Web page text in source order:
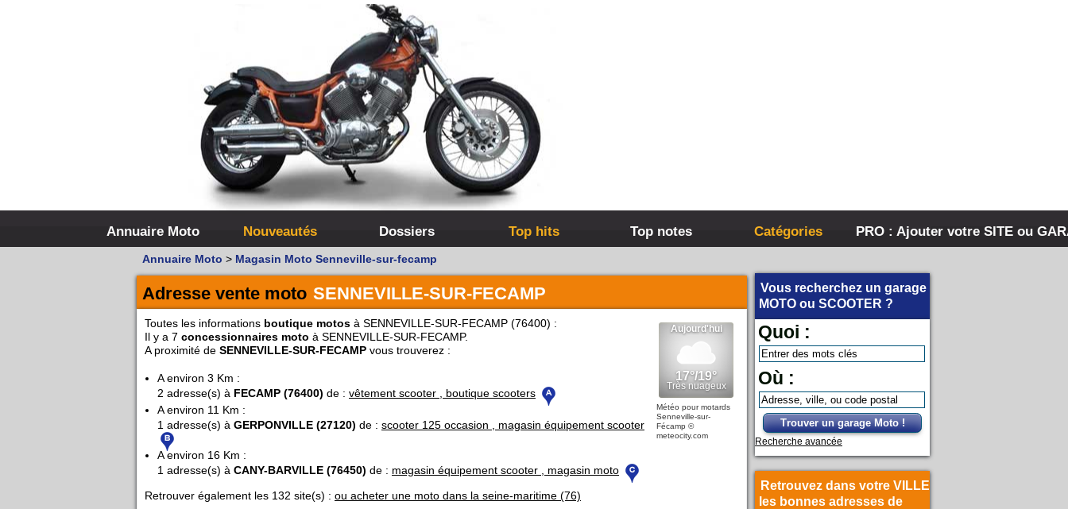
Annuaire Moto Nouveautés Dossiers Top hits Top notes Catégories PRO : Ajouter votre SITE ou
Vous recherchez un garage
MOTO ou SCOOTER ?
Quoi :
Où :
Trouver un garage Moto !
Recherche avancée
Retrouvez dans votre VILLE
les bonnes adresses de
Annuaire Moto > Magasin Moto Senneville-sur-fecamp
Adresse vente moto SENNEVILLE-SUR-FECAMP
Toutes les informations boutique motos à SENNEVILLE-SUR-FECAMP (76400) :
Il y a 7 concessionnaires moto à SENNEVILLE-SUR-FECAMP.
A proximité de SENNEVILLE-SUR-FECAMP vous trouverez :
A environ 3 Km :
2 adresse(s) à FECAMP (76400) de : vêtement scooter , boutique scooters
A environ 11 Km :
1 adresse(s) à GERPONVILLE (27120) de : scooter 125 occasion , magasin équipement scooter
A environ 16 Km :
1 adresse(s) à CANY-BARVILLE (76450) de : magasin équipement scooter , magasin moto
Retrouver également les 132 site(s) : ou acheter une moto dans la seine-maritime (76)
Météo pour motards
Senneville-sur-
Fécamp ©
meteocity.com